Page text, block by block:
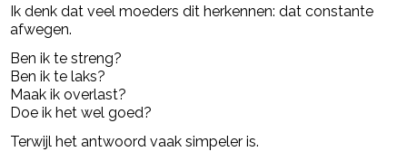
Ik denk dat veel moeders dit herkennen: dat constante
afwegen.
Ben ik te streng?
Ben ik te laks?
Maak ik overlast?
Doe ik het wel goed?
Terwijl het antwoord vaak simpeler is.